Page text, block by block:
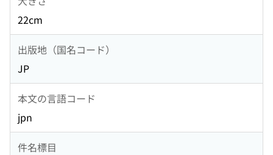
22cm
出版地（国名コード）
JP
本文の言語コード
jpn
件名標目